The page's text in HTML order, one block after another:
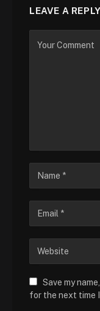
LEAVE A REPLY
Save my
for the next time